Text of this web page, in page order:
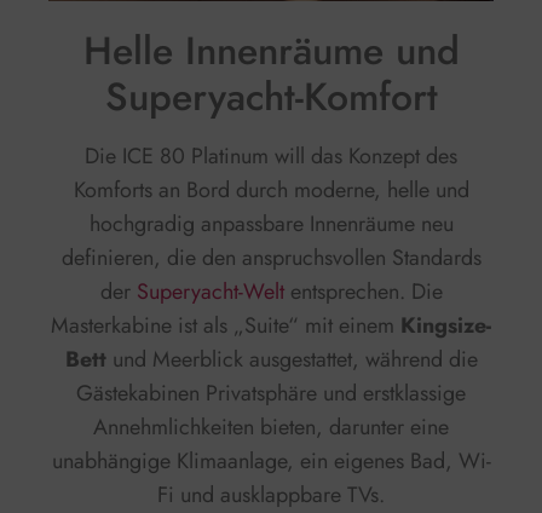
Helle Innenräume und
Superyacht-Komfort
Die ICE 80 Platinum will das Konzept des
Komforts an Bord durch moderne, helle und
hochgradig anpassbare Innenräume neu
definieren, die den anspruchsvollen Standards
der Superyacht-Weltentsprechen. Die
Masterkabine ist als „Suite“ mit einem Kingsize-
Bettund Meerblick ausgestattet, während die
Gästekabinen Privatsphäre und erstklassige
Annehmlichkeiten bieten, darunter eine
unabhängige Klimaanlage, ein eigenes Bad, Wi-
Fi und ausklappbare TVs.